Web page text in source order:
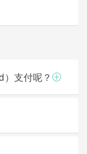
支付呢？